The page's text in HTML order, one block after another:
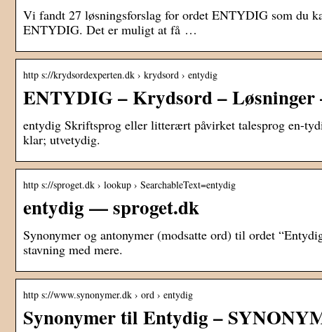
Vi fandt 27 løsningsforslag for ordet ENTYDIG som du
ENTYDIG. Det er muligt at få …
http s://krydsordexperten.dk › krydsord › entydig
ENTYDIG – Krydsord –
entydig Skriftsprog eller litterært påvirket talesprog en-
klar; utvetydig.
http s://sproget.dk › lookup › SearchableText=entydig
entydig — sproget.dk
Synonymer og antonymer (modsatte ord) til ordet
stavning med mere.
http s://www.synonymer.dk › ord › entydig
Synonymer til Entydig –